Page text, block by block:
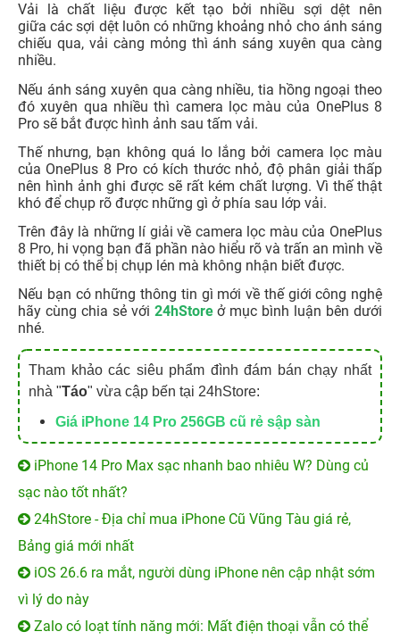
Vải là chất liệu được kết tạo bởi nhiều sợi dệt nên
giữa các sợi dệt luôn có những khoảng nhỏ cho ánh sáng
chiếu qua, vải càng mỏng thì ánh sáng xuyên qua càng
nhiều.
Nếu ánh sáng xuyên qua càng nhiều, tia hồng ngoại theo
đó xuyên qua nhiều thì camera lọc màu của OnePlus 8
Pro sẽ bắt được hình ảnh sau tấm vải.
Thế nhưng, bạn không quá lo lắng bởi camera lọc màu
của OnePlus 8 Pro có kích thước nhỏ, độ phân giải thấp
nên hình ảnh ghi được sẽ rất kém chất lượng. Vì thế thật
khó để chụp rõ được những gì ở phía sau lớp vải.
Trên đây là những lí giải về camera lọc màu của OnePlus
8 Pro, hi vọng bạn đã phần nào hiểu rõ và trấn an mình về
thiết bị có thể bị chụp lén mà không nhận biết được.
Nếu bạn có những thông tin gì mới về thế giới công nghệ
hãy cùng chia sẻ với 24hStoreở mục bình luận bên dưới
nhé.
Tham khảo các siêu phẩm đình đám bán chạy nhất
nhà "Táo" vừa cập bến tại 24hStore:
Giá iPhone 14 Pro 256GB cũ rẻ sập sàn
iPhone 14 Pro Max sạc nhanh bao nhiêu W? Dùng củ
sạc nào tốt nhất?
24hStore - Địa chỉ mua iPhone Cũ Vũng Tàu giá rẻ,
Bảng giá mới nhất
iOS 26.6 ra mắt, người dùng iPhone nên cập nhật sớm
vì lý do này
Zalo có loạt tính năng mới: Mất điện thoại vẫn có thể